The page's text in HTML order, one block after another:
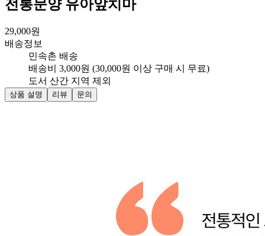
전통문양 유아앞치마
29,000원
배송정보
민속촌 배송
배송비 3,000원 (30,000원 이상 구매 시 무료)
도서 산간 지역 제외
상품 설명 리뷰 문의